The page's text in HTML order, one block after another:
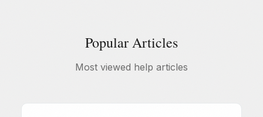
Popular Articles
Most viewed help articles